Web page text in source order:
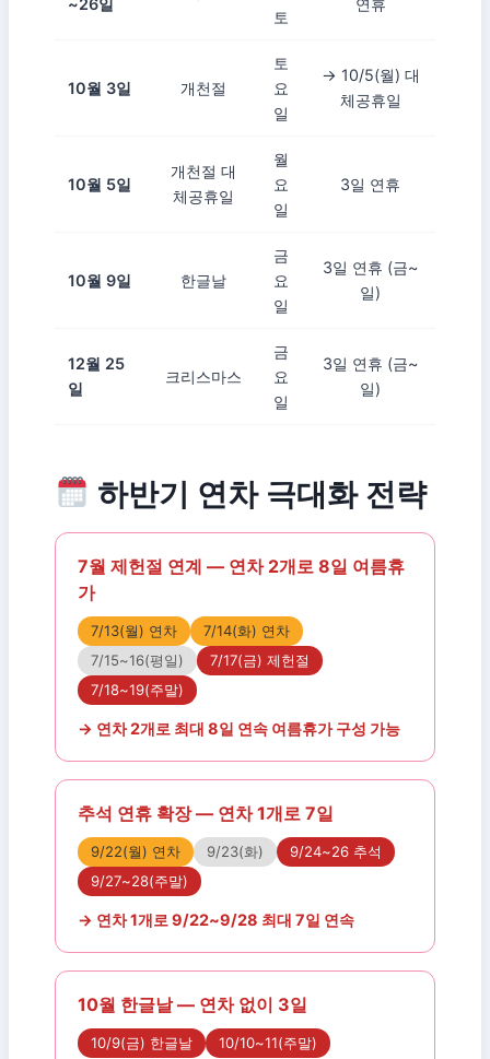
토
10월 3일 개천절
토
요
일
→ 10/5(월) 대
체공휴일
10월 5일
개천절 대
체공휴일
월
요
일
3일 연휴
10월 9일 한글날
금
요
일
3일 연휴 (금~
일)
12월 25
일
크리스마스
금
요
일
3일 연휴 (금~
일)
하반기 연차 극대화 전략
7월 제헌절 연계 — 연차 2개로 8일 여름휴
가
7/13(월) 연차
7/14(화) 연차
7/15~16(평일)
7/17(금) 제헌절
7/18~19(주말)
→ 연차 2개로 최대 8일 연속 여름휴가 구성 가능
추석 연휴 확장 — 연차 1개로 7일
9/22(월) 연차 9/23(화)
9/24~26 추석
9/27~28(주말)
→ 연차 1개로 9/22~9/28 최대 7일 연속
10월 한글날 — 연차 없이 3일
10/9(금) 한글날 10/10~11(주말)